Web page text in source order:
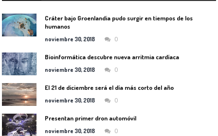
Cráter bajo Groenlandia pudo surgir en tiempos de los
humanos
noviembre 30, 2018 0
Bioinformática descubre nueva arritmia cardíaca
noviembre 30, 2018 0
El 21 de diciembre será el día más corto del año
noviembre 30, 2018 0
Presentan primer dron automóvil
noviembre 30, 2018 0